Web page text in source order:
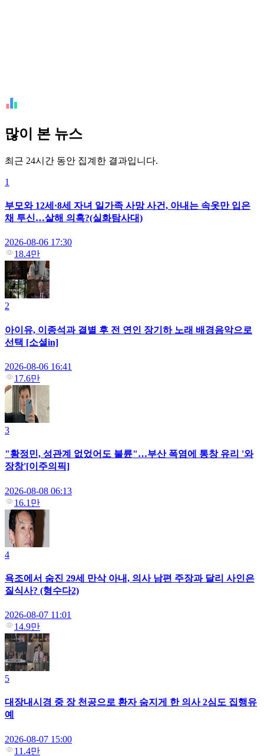
많이 본 뉴스
최근 24시간 동안 집계한 결과입니다.
1
부모와 12세·8세 자녀 일가족 사망 사건, 아내는 속옷만 입은
채 투신…살해 의혹?(실화탐사대)
2026-08-06 17:30
18.4만
2
아이유, 이종석과 결별 후 전 연인 장기하 노래 배경음악으로
선택 [소셜in]
2026-08-06 16:41
17.6만
3
"황정민, 성관계 없었어도 불륜"…부산 폭염에 통창 유리 '와
장창'[이주의픽]
2026-08-08 06:13
16.1만
4
욕조에서 숨진 29세 만삭 아내, 의사 남편 주장과 달리 사인은
질식사? (형수다2)
2026-08-07 11:01
14.9만
5
대장내시경 중 장 천공으로 환자 숨지게 한 의사 2심도 집행유
예
2026-08-07 15:00
11.4만